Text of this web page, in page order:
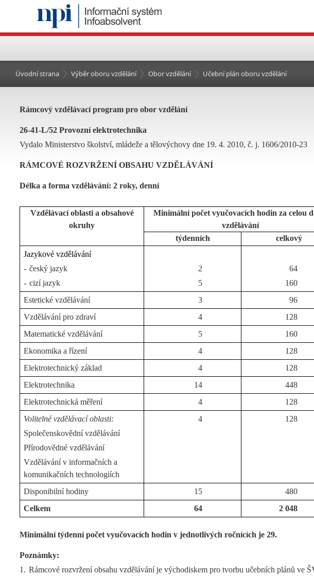
Úvodní strana Výběr oboru vzdělání Obor vzdělání Učební plán oboru vzdělání
Rámcový vzdělávací program pro obor vzdělání
26-41-L/52 Provozní elektrotechnika
Vydalo Ministerstvo školství, mládeže a tělovýchovy dne 19. 4. 2010, č. j. 1606/2010-23
RÁMCOVÉ ROZVRŽENÍ OBSAHU VZDĚLÁVÁNÍ
Délka a forma vzdělávání: 2 roky, denní
Vzdělávací oblasti a obsahové
okruhy
Minimální počet vyučovacích hodin za celou
vzdělávání
týdenních
celkový
Jazykové vzdělávání
- český jazyk
- cizí jazyk
2
5
64
160
Estetické vzdělávání
3
96
Vzdělávání pro zdraví
4
128
Matematické vzdělávání
5
160
Ekonomika a řízení
4
128
Elektrotechnický základ
4
128
Elektrotechnika
14
448
Elektrotechnická měření
4
128
Volitelné vzdělávací oblasti:
Společenskovědní vzdělávání
Přírodovědné vzdělávání
Vzdělávání v informačních a
komunikačních technologiích
4 128
Disponibilní hodiny 15
480
Celkem
64 2 048
Minimální týdenní počet vyučovacích hodin v jednotlivých ročnících je 29.
Poznámky:
1. Rámcové rozvržení obsahu vzdělávání je východiskem pro tvorbu učebních plánů ve